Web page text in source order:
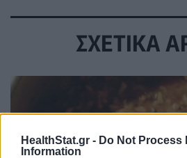
HealthStat.gr - Do Not Process
Information
ΣΧΕΤΙΚΑ